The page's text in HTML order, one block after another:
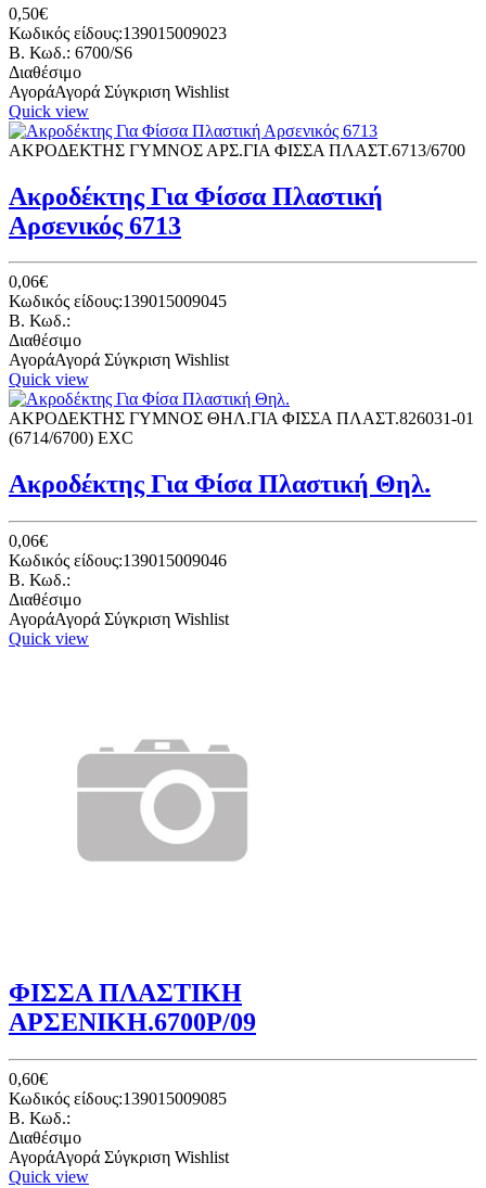
0,50€
Κωδικός είδους:139015009023
B. Κωδ.: 6700/S6
Διαθέσιμο
ΑγοράΑγορά Σύγκριση Wishlist
Quick view
ΑΚΡΟΔΕΚΤΗΣ ΓΥΜΝΟΣ ΑΡΣ.ΓΙΑ ΦΙΣΣΑ ΠΛΑΣΤ.6713/6700
Ακροδέκτης Για Φίσσα Πλαστική
Αρσενικός 6713
0,06€
Κωδικός είδους:139015009045
B. Κωδ.:
Διαθέσιμο
ΑγοράΑγορά Σύγκριση Wishlist
Quick view
ΑΚΡΟΔΕΚΤΗΣ ΓΥΜΝΟΣ ΘΗΛ.ΓΙΑ ΦΙΣΣΑ ΠΛΑΣΤ.826031-01
(6714/6700) EXC
Ακροδέκτης Για Φίσα Πλαστική Θηλ.
0,06€
Κωδικός είδους:139015009046
B. Κωδ.:
Διαθέσιμο
ΑγοράΑγορά Σύγκριση Wishlist
Quick view
ΦΙΣΣΑ ΠΛΑΣΤΙΚΗ
ΑΡΣΕΝΙΚΗ.6700Ρ/09
0,60€
Κωδικός είδους:139015009085
B. Κωδ.:
Διαθέσιμο
ΑγοράΑγορά Σύγκριση Wishlist
Quick view